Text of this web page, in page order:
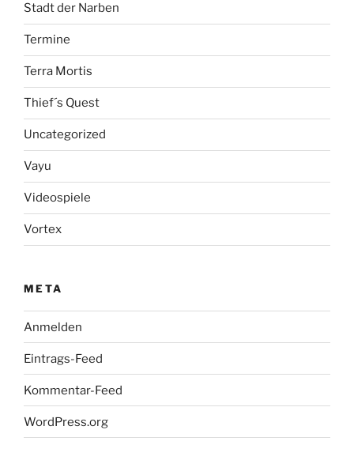
Stadt der Narben
Termine
Terra Mortis
Thief´s Quest
Uncategorized
Vayu
Videospiele
Vortex
META
Anmelden
Eintrags-Feed
Kommentar-Feed
WordPress.org